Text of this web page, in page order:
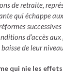
de retraite,
qui échappe
successives
d’accès aux
de leur
qui nie les